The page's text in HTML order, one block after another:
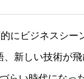
にビジネスシー
新しい技術が